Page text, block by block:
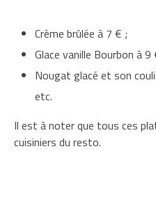
Crème brûlée à 7 € ;
Glace vanille Bourbon à 9
Nougat glacé et son
etc.
Il est à noter que tous ces
cuisiniers du resto.